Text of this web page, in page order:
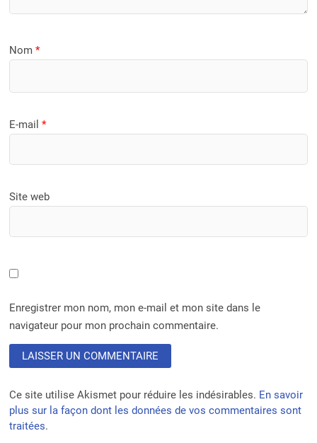
Nom*
E-mail*
Site web
Enregistrer mon nom, mon e-mail et mon site dans le
navigateur pour mon prochain commentaire.
Ce site utilise Akismet pour réduire les indésirables. En savoir
plus sur la façon dont les données de vos commentaires sont
traitées.